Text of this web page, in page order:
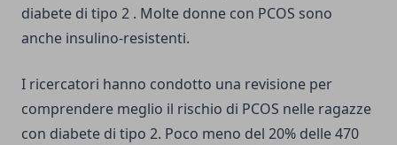
diabete di tipo 2 . Molte donne con PCOS sono
anche insulino-resistenti.
I ricercatori hanno condotto una revisione per
comprendere meglio il rischio di PCOS nelle ragazze
con diabete di tipo 2. Poco meno del 20% delle 470